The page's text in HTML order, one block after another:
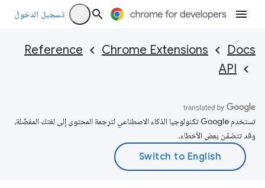
تسجيل الدخول
Docs
Chrome Extensions
Reference
API
تستخدم Google تكنولوجيا الذكاء الاصطناعي لترجمة المحتوى إلى لغتك المفضّلة،
وقد تتضمّن بعض الأخطاء.